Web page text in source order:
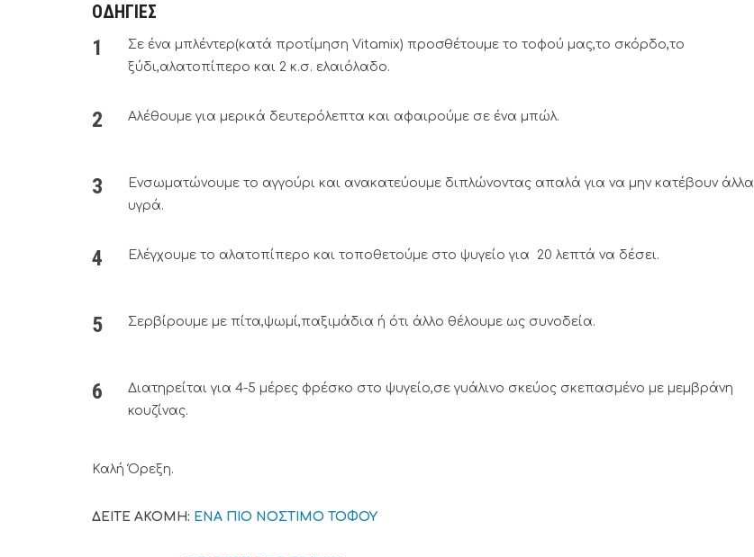
ΟΔΗΓΙΕΣ
Σε ένα μπλέντερ(κατά προτίμηση Vitamix) προσθέτουμε το τοφού μας,το σκόρδο,το
ξύδι,αλατοπίπερο και 2 κ.σ. ελαιόλαδο.
Αλέθουμε για μερικά δευτερόλεπτα και αφαιρούμε σε ένα μπώλ.
Ενσωματώνουμε το αγγούρι και ανακατεύουμε διπλώνοντας απαλά για να μην κατέβουν άλλα
υγρά.
Ελέγχουμε το αλατοπίπερο και τοποθετούμε στο ψυγείο για 20 λεπτά να δέσει.
Σερβίρουμε με πίτα,ψωμί,παξιμάδια ή ότι άλλο θέλουμε ως συνοδεία.
Διατηρείται για 4-5 μέρες φρέσκο στο ψυγείο,σε γυάλινο σκεύος σκεπασμένο με μεμβράνη
κουζίνας.
Καλή Όρεξη.
ΔΕΙΤΕ ΑΚΟΜΗ: ΕΝΑ ΠΙΟ ΝΟΣΤΙΜΟ ΤΟΦΟΥ